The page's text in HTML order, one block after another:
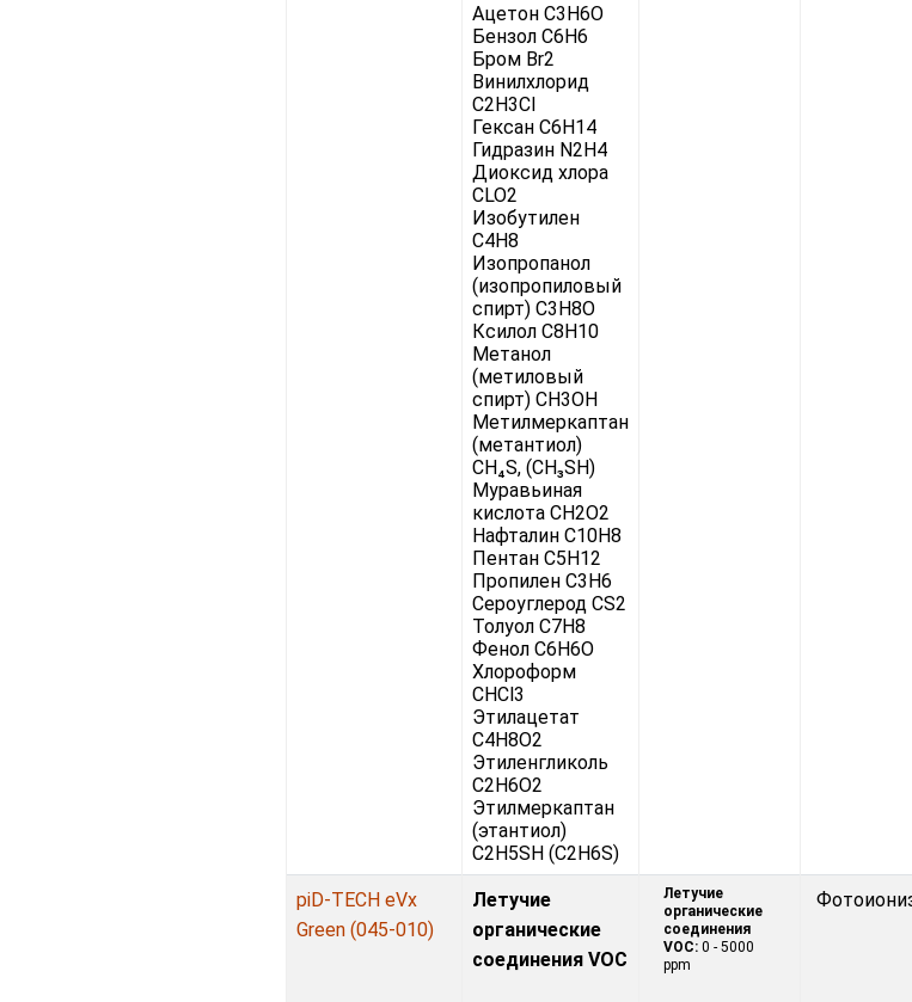
Ацетон C3H6O
Бензол C6H6
Бром Br2
Винилхлорид
C2H3Cl
Гексан C6H14
Гидразин N2H4
Диоксид хлора
CLO2
Изобутилен
C4H8
Изопропанол
(изопропиловый
спирт) C3H8O
Ксилол C8H10
Метанол
(метиловый
спирт) CH3OH
Метилмеркаптан
(метантиол)
CH₄S, (CH₃SH)
Муравьиная
кислота CH2O2
Нафталин C10H8
Пентан C5H12
Пропилен C3H6
Сероуглерод CS2
Толуол C7H8
Фенол C6H6O
Хлороформ
CHCl3
Этилацетат
C4H8O2
Этиленгликоль
C2H6O2
Этилмеркаптан
(этантиол)
C2H5SH (C2H6S)
piD-TECH eVx
Green (045-010)
Летучие
органические
соединения VOC
Летучие
органические
соединения
VOC:0 - 5000
ppm